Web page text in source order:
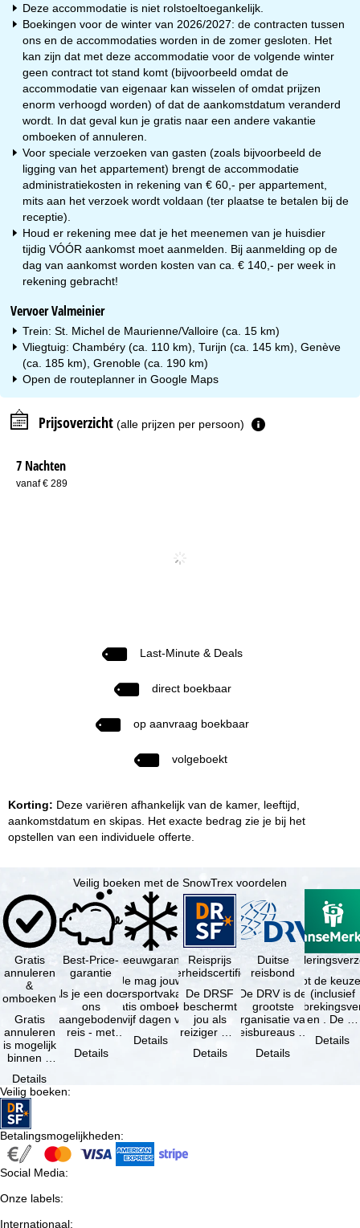
Deze accommodatie is niet rolstoeltoegankelijk.
Boekingen voor de winter van 2026/2027: de contracten tussen
ons en de accommodaties worden in de zomer gesloten. Het
kan zijn dat met deze accommodatie voor de volgende winter
geen contract tot stand komt (bijvoorbeeld omdat de
accommodatie van eigenaar kan wisselen of omdat prijzen
enorm verhoogd worden) of dat de aankomstdatum veranderd
wordt. In dat geval kun je gratis naar een andere vakantie
omboeken of annuleren.
Voor speciale verzoeken van gasten (zoals bijvoorbeeld de
ligging van het appartement) brengt de accommodatie
administratiekosten in rekening van € 60,- per appartement,
mits aan het verzoek wordt voldaan (ter plaatse te betalen bij de
receptie).
Houd er rekening mee dat je het meenemen van je huisdier
tijdig VÓÓR aankomst moet aanmelden. Bij aanmelding op de
dag van aankomst worden kosten van ca. € 140,- per week in
rekening gebracht!
Vervoer Valmeinier
Trein: St. Michel de Maurienne/Valloire (ca. 15 km)
Vliegtuig: Chambéry (ca. 110 km), Turijn (ca. 145 km), Genève
(ca. 185 km), Grenoble (ca. 190 km)
Open de routeplanner inGoogle Maps
Prijsoverzicht (alle prijzen per persoon)
7 Nachten
vanaf € 289
Last-Minute & Deals
direct boekbaar
op aanvraag boekbaar
volgeboekt
Korting: Deze variëren afhankelijk van de kamer, leeftijd,
aankomstdatum en skipas. Het exacte bedrag zie je bij het
opstellen van een individuele offerte.
Veilig boeken met de SnowTrex voordelen
Gratis
annuleren
&
omboeken
Gratis
annuleren
is mogelijk
binnen 5
de
boeking,
als jouw
vakantie …
Details
Best-Price-
garantie
Als je een door
ons
aangeboden
reis - met
dezelfde inhoud
en
Details
Sneeuwgarantie
Je mag jouw
wintersportvakantie
gratis omboeken
als vijf dagen voor
Details
Reisprijs
zekerheidscertificaat
De DRSF
beschermt
jou als
reiziger met
pakketreis
Details
Duitse
reisbond
De DRV is de
grootste
organisatie van
reisbureaus en
in Duitsland. …
Details
Je hebt de
(inclusief
en . De …
Details
Veilig boeken:
Betalingsmogelijkheden:
Social Media:
Onze labels:
Internationaal: